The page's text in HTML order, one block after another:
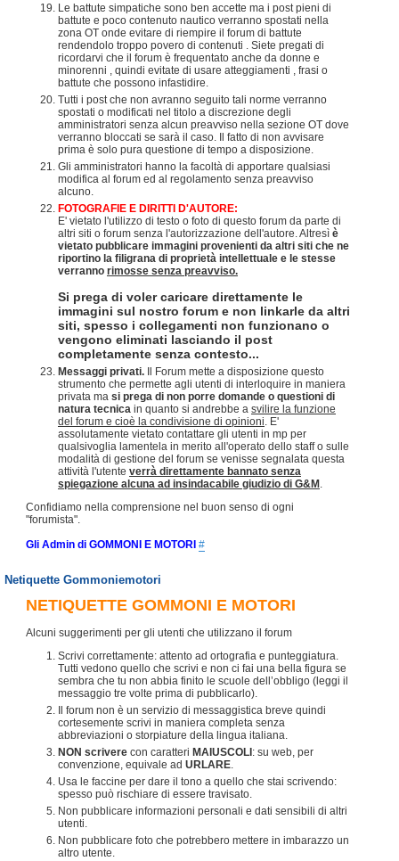
Le battute simpatiche sono ben accette ma i post pieni di
battute e poco contenuto nautico verranno spostati nella
zona OT onde evitare di riempire il forum di battute
rendendolo troppo povero di contenuti . Siete pregati di
ricordarvi che il forum è frequentato anche da donne e
minorenni , quindi evitate di usare atteggiamenti , frasi o
battute che possono infastidire.
Tutti i post che non avranno seguito tali norme verranno
spostati o modificati nel titolo a discrezione degli
amministratori senza alcun preavviso nella sezione OT dove
verranno bloccati se sarà il caso. Il fatto di non avvisare
prima è solo pura questione di tempo a disposizione.
Gli amministratori hanno la facoltà di apportare qualsiasi
modifica al forum ed al regolamento senza preavviso
alcuno.
FOTOGRAFIE E DIRITTI D'AUTORE:
E' vietato l'utilizzo di testo o foto di questo forum da parte di
altri siti o forum senza l'autorizzazione dell'autore. Altresì è
vietato pubblicare immagini provenienti da altri siti che ne
riportino la filigrana di proprietà intellettuale e le stesse
verranno rimosse senza preavviso.
Si prega di voler caricare direttamente le
immagini sul nostro forum e non linkarle da altri
siti, spesso i collegamenti non funzionano o
vengono eliminati lasciando il post
completamente senza contesto...
Messaggi privati. Il Forum mette a disposizione questo
strumento che permette agli utenti di interloquire in maniera
privata ma si prega di non porre domande o questioni di
natura tecnica in quanto si andrebbe a svilire la funzione
del forum e cioè la condivisione di opinioni . E'
assolutamente vietato contattare gli utenti in mp per
qualsivoglia lamentela in merito all'operato dello staff o sulle
modalità di gestione del forum se venisse segnalata questa
attività l'utente verrà direttamente bannato senza
spiegazione alcuna ad insindacabile giudizio di G&M
Confidiamo nella comprensione nel buon senso di ogni
"forumista".
Gli Admin di GOMMONI E MOTORI #
Netiquette Gommoniemotori
NETIQUETTE GOMMONI E MOTORI
Alcuni suggerimenti per gli utenti che utilizzano il forum
Scrivi correttamente: attento ad ortografia e punteggiatura.
Tutti vedono quello che scrivi e non ci fai una bella figura se
sembra che tu non abbia finito le scuole dell’obbligo (leggi il
messaggio tre volte prima di pubblicarlo).
Il forum non è un servizio di messaggistica breve quindi
cortesemente scrivi in maniera completa senza
abbreviazioni o storpiature della lingua italiana.
NON scrivere con caratteri MAIUSCOLI : su web, per
convenzione, equivale ad URLARE.
Usa le faccine per dare il tono a quello che stai scrivendo:
spesso può rischiare di essere travisato.
Non pubblicare informazioni personali e dati sensibili di altri
utenti.
Non pubblicare foto che potrebbero mettere in imbarazzo un
altro utente.